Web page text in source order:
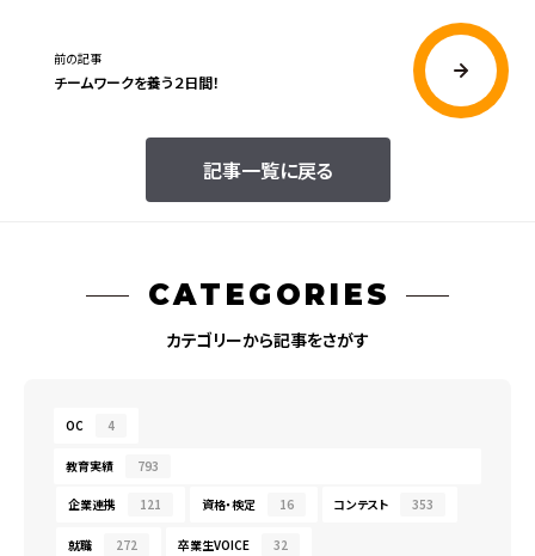
記事一覧に戻る
前の記事
チームワークを養う２日間！
CATEGORIES
カテゴリーから記事をさがす
OC 4
教育実績 793
企業連携 121 資格・検定 16 コンテスト 353
就職 272 卒業生VOICE 32